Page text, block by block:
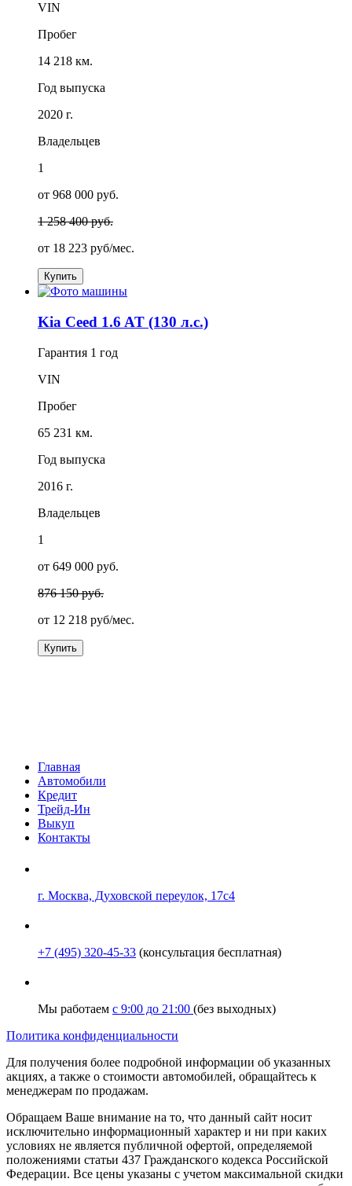
VIN
Пробег
14 218 км.
Год выпуска
2020 г.
Владельцев
1
от 968 000 руб.
1 258 400 руб.
от 18 223 руб/мес.
Купить
Kia Ceed 1.6 AT (130 л.с.)
Гарантия 1 год
VIN
Пробег
65 231 км.
Год выпуска
2016 г.
Владельцев
1
от 649 000 руб.
876 150 руб.
от 12 218 руб/мес.
Купить
Главная
Автомобили
Кредит
Трейд-Ин
Выкуп
Контакты
г. Москва, Духовской переулок, 17с4
+7 (495) 320-45-33 (консультация бесплатная)
Мы работаем с 9:00 до 21:00 (без выходных)
Политика конфиденциальности
Для получения более подробной информации об указанных
акциях, а также о стоимости автомобилей, обращайтесь к
менеджерам по продажам.
Обращаем Ваше внимание на то, что данный сайт носит
исключительно информационный характер и ни при каких
условиях не является публичной офертой, определяемой
положениями статьи 437 Гражданского кодекса Российской
Федерации. Все цены указаны с учетом максимальной скидки